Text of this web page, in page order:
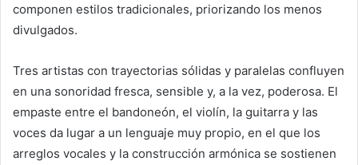
componen estilos tradicionales, priorizando los menos
divulgados.
Tres artistas con trayectorias sólidas y paralelas confluyen
en una sonoridad fresca, sensible y, a la vez, poderosa. El
empaste entre el bandoneón, el violín, la guitarra y las
voces da lugar a un lenguaje muy propio, en el que los
arreglos vocales y la construcción armónica se sostienen